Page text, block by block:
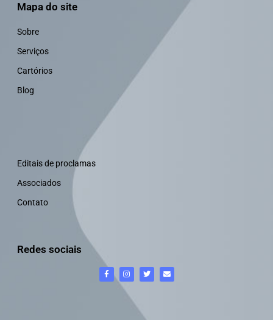
Mapa do site
Sobre
Serviços
Cartórios
Blog
Editais de proclamas
Associados
Contato
Redes sociais